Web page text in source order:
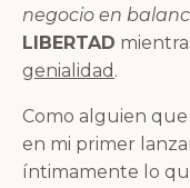
negocio en
LIBERTAD
genialidad .
Como alguien
en mi primer
íntimamente lo